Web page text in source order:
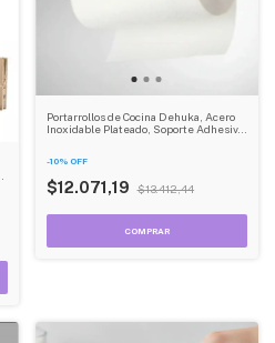
Portarrollos de Cocina Dehuka, Acero
Inoxidable Plateado, Soporte Adhesivo,
-10% OFF
$12.071,19 $13.412,44